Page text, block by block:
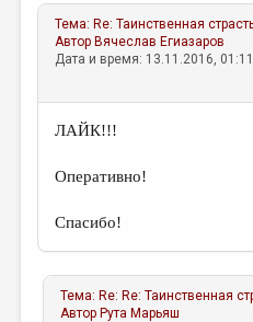
Тема: Re: Таинственная
Автор Вячеслав Егиазаров
Дата и время: 13.11.2016,
ЛАЙК!!!
Оперативно!
Спасибо!
Тема: Re: Re: Таинственная
Автор Рута Марьяш